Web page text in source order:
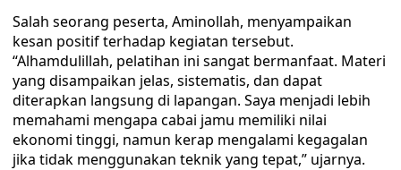
Salah seorang peserta, Aminollah, menyampaikan
kesan positif terhadap kegiatan tersebut.
“Alhamdulillah, pelatihan ini sangat bermanfaat. Materi
yang disampaikan jelas, sistematis, dan dapat
diterapkan langsung di lapangan. Saya menjadi lebih
memahami mengapa cabai jamu memiliki nilai
ekonomi tinggi, namun kerap mengalami kegagalan
jika tidak menggunakan teknik yang tepat,” ujarnya.